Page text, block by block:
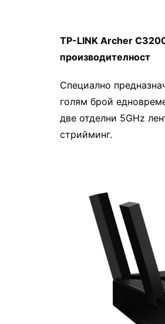
TP-LINK Archer
производителност
Специално
голям брой
две отделни 5GHz
стрийминг.